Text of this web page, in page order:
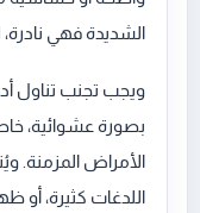
الشديدة فهي نادرة،
ويجب تجنب تناول
بصورة عشوائية،
الأمراض المزمنة.
اللدغات كثيرة، أو